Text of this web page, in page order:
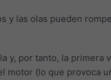
y las olas pueden
y, por tanto, la
(lo que provoca